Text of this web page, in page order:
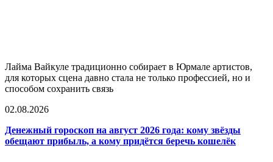
Лайма Вайкуле традиционно собирает в Юрмале артистов,
для которых сцена давно стала не только профессией, но и
способом сохранить связь
02.08.2026
Денежный гороскоп на август 2026 года: кому звёзды
обещают прибыль, а кому придётся беречь кошелёк